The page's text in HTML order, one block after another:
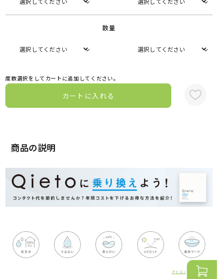
商品の説明
アイコンの詳細はこちら
数量
度数選択をしてカートに追加してください。
カートに入れる